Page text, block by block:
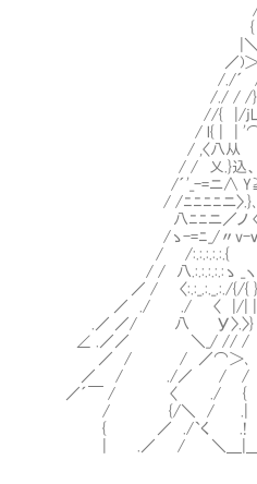
/./⌒
{
|＼〈 〉
／)＞-.‐-＜
/./´ / }/ }
/./ / /}./ ﾊ }
//{ |/jL／}' jLﾊ} ﾄ､}:.:.:
/ l{ | | '⌒ .､ ⌒`|
/ ,〈八从 ､ , | |く_:」
/ / 乂.}込、
/´'_-=ニ∧
/ /ﾆﾆﾆﾆニ〉.}､〉-〈＜
八ﾆﾆニ／ノ 〈.:.:.:..
/ゝ-=ﾆ_/〃v-ｖヽ:./､r‐
/ /:.:.:.:.:.{ (＾Y＾
/ / 八.:.:.:.:.:ゝ _ヽ __.ゝ.
／ / 〈:.:_.:._.:./{/{ } o o {
／ ./ ./ 〈 |/| | { |/
.／ ／/ 八 У〉.〉} o
∠ .／／ ＼_/ // /
／ / / ／⌒＞､ ＿
／ / ./／ / / { ＼
／´￣ / 〈 ./ { |
/ {/＼ / .| |
{ ／ ./`く .! |
| .／ / ＼＿|